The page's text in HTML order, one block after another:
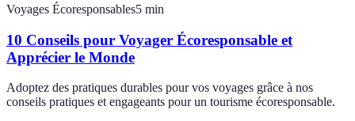
Voyages Écoresponsables5 min
10 Conseils pour Voyager Écoresponsable et
Apprécier le Monde
Adoptez des pratiques durables pour vos voyages grâce à nos
conseils pratiques et engageants pour un tourisme écoresponsable.